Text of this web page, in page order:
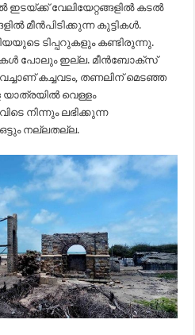
വേലിയേറ്റങ്ങളില്‍ കടല്‍
മീന്‍പിടിക്കുന്ന കുട്ടികള്‍.
ടിപ്പറുകളും കണ്ടിരുന്നു.
പോലും ഇല്ല. മീന്‍ബോക്‌സ്
കച്ചവടം, തണലിന് മെടഞ്ഞ
വെള്ളം
നിന്നും ലഭിക്കുന്ന
ഒട്ടും നല്ലതല്ല.